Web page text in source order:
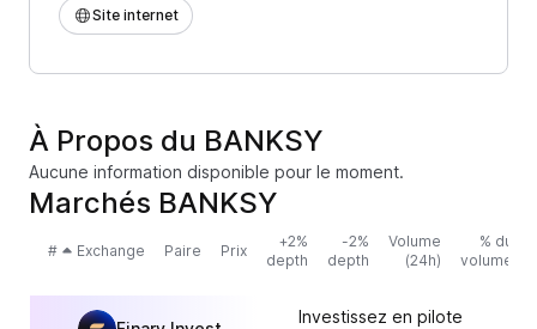
Site internet
À Propos du BANKSY
Aucune information disponible pour le moment.
Marchés BANKSY
# Exchange Paire Prix
+2%
depth
-2%
depth
Volume
(24h)
% du
volume
Investissez en pilote